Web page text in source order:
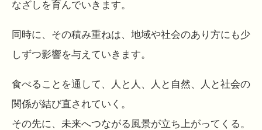
なざしを育んでいきます。
同時に、その積み重ねは、地域や社会のあり方にも少
しずつ影響を与えていきます。
食べることを通して、人と人、人と自然、人と社会の
関係が結び直されていく。
その先に、未来へつながる風景が立ち上がってくる。